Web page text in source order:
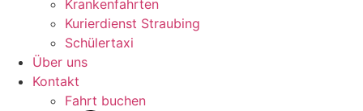
Krankenfahrten
Kurierdienst Straubing
Schülertaxi
Über uns
Kontakt
Fahrt buchen